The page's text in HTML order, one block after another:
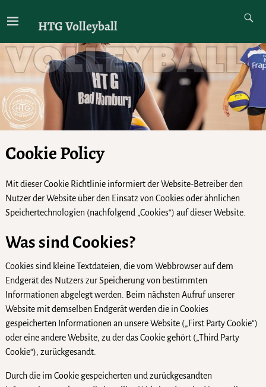
HTG Volleyball
Cookie Policy
Mit dieser Cookie Richtlinie informiert der Website-Betreiber den
Nutzer der Website über den Einsatz von Cookies oder ähnlichen
Speichertechnologien (nachfolgend „Cookies“) auf dieser Website.
Was sind Cookies?
Cookies sind kleine Textdateien, die vom Webbrowser auf dem
Endgerät des Nutzers zur Speicherung von bestimmten
Informationen abgelegt werden. Beim nächsten Aufruf unserer
Website mit demselben Endgerät werden die in Cookies
gespeicherten Informationen an unsere Website („First Party Cookie“)
oder eine andere Website, zu der das Cookie gehört („Third Party
Cookie“), zurückgesandt.
Durch die im Cookie gespeicherten und zurückgesandten